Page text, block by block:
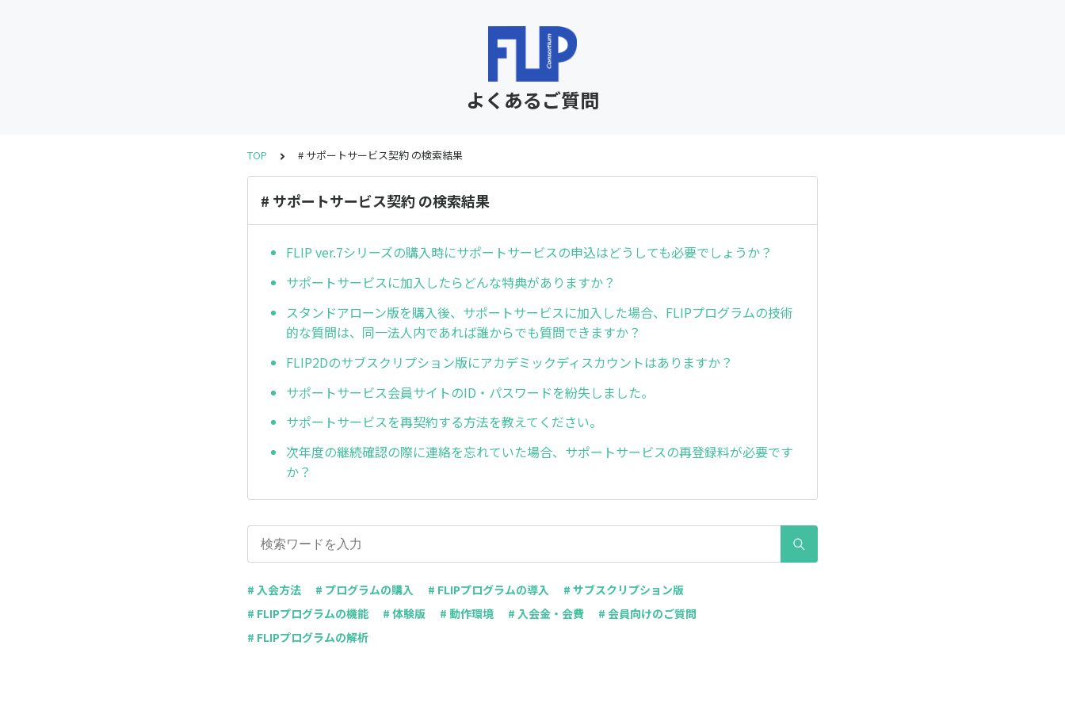
よくあるご質問
TOP # サポートサービス契約 の検索結果
# サポートサービス契約 の検索結果
FLIP ver.7シリーズの購入時にサポートサービスの申込はどうしても必要でしょうか？
サポートサービスに加入したらどんな特典がありますか？
スタンドアローン版を購入後、サポートサービスに加入した場合、FLIPプログラムの技術
的な質問は、同一法人内であれば誰からでも質問できますか？
FLIP2Dのサブスクリプション版にアカデミックディスカウントはありますか？
サポートサービス会員サイトのID・パスワードを紛失しました。
サポートサービスを再契約する方法を教えてください。
次年度の継続確認の際に連絡を忘れていた場合、サポートサービスの再登録料が必要です
か？
# 入会方法 # プログラムの購入 # FLIPプログラムの導入
# サブスクリプション版
# FLIPプログラムの機能
# 体験版 # 動作環境 # 入会金・会費
# 会員向けのご質問
# FLIPプログラムの解析